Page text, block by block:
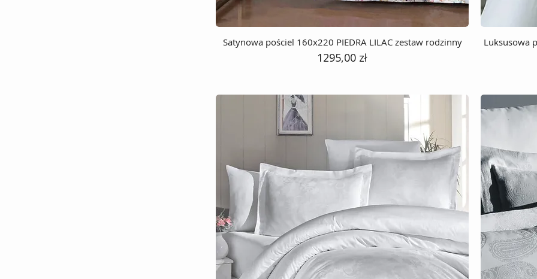
Satynowa pościel 160x220 PIEDRA LILAC zestaw rodzinny
Cena
1295,00 zł
Luksusowa